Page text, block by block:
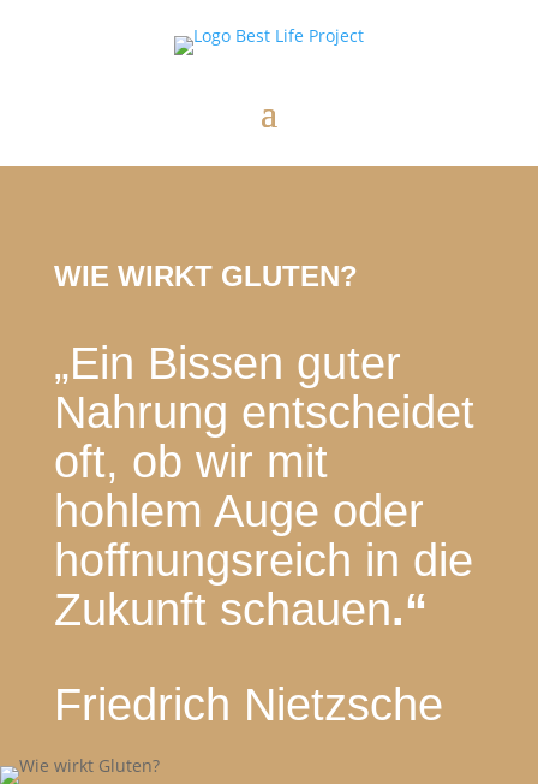
WIE WIRKT GLUTEN?
„Ein Bissen guter
Nahrung entscheidet
oft, ob wir mit
hohlem Auge oder
hoffnungsreich in die
Zukunft schauen.“
Friedrich Nietzsche